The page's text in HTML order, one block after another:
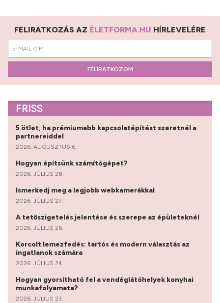
FELIRATKOZÁS AZ ÉLETFORMA.HU HÍRLEVELÉRE
FELIRATKOZOM
FRISS
5 ötlet, ha prémiumabb kapcsolatépítést szeretnél a
partnereiddel
2026. AUGUSZTUS 6.
Hogyan építsünk számítógépet?
2026. JÚLIUS 28.
Ismerkedj meg a legjobb webkamerákkal
2026. JÚLIUS 27.
A tetőszigetelés jelentése és szerepe az épületeknél
2026. JÚLIUS 26.
Korcolt lemezfedés: tartós és modern választás az
ingatlanok számára
2026. JÚLIUS 24.
Hogyan gyorsítható fel a vendéglátóhelyek konyhai
munkafolyamata?
2026. JÚLIUS 23.